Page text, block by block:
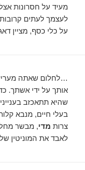
מעיד על חסרונות
לעצמך לעתים קרובות
על כלי כסף, מציין
…לחלום שאתה
אותך על ידי אשתך.
שהיא תתאכזב
בעלי חיים, מנבא
צרות מדי, מבשר
לאבד את המוניטין